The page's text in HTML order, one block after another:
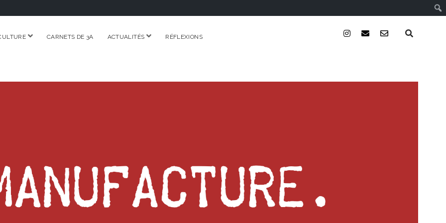
ouvrirCARNETS DE 3A ACTUALITÉS ouvrirRÉFLEXIONS instagram
emailemail-